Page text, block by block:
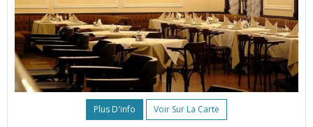
Plus D'info Voir Sur La Carte